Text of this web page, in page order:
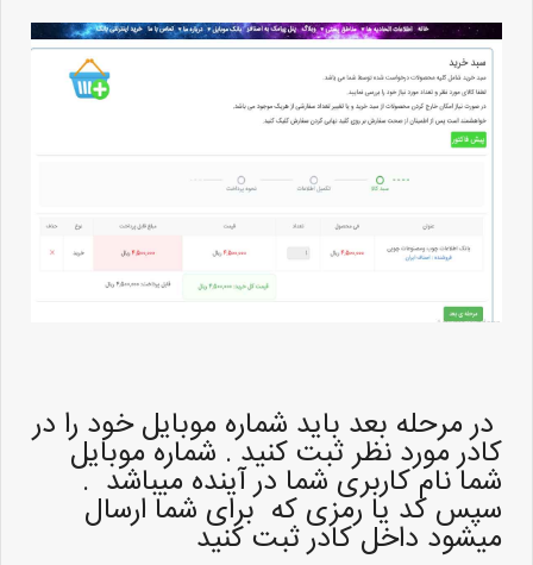
در مرحله بعد باید شماره موبایل خود را در
کادر مورد نظر ثبت کنید . شماره موبایل
شما نام کاربری شما در آینده میباشد .
سپس کد یا رمزی که برای شما ارسال
میشود داخل کادر ثبت کنید